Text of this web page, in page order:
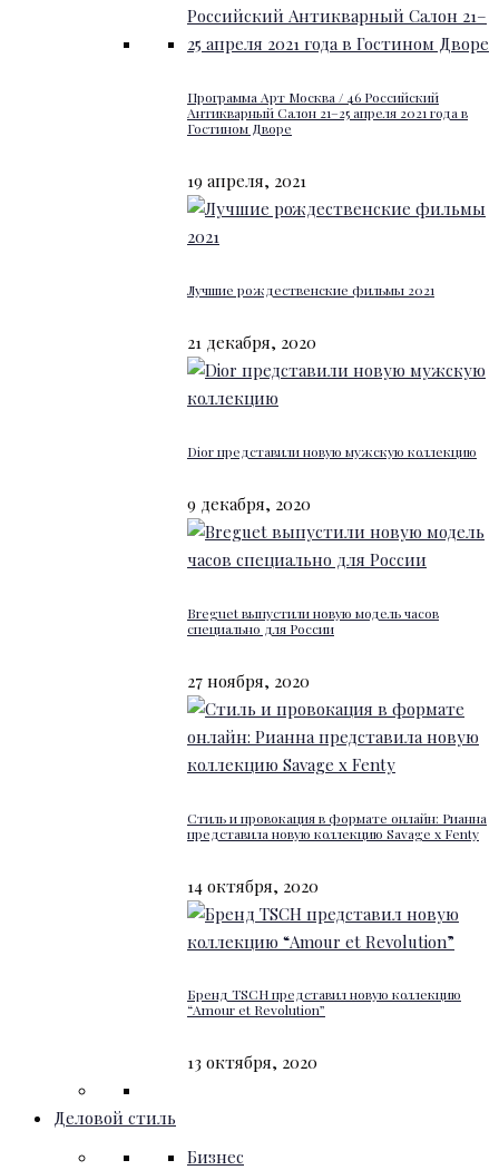
Программа Арт Москва / 46 Российский
Антикварный Салон 21–25 апреля 2021 года в
Гостином Дворе
19 апреля, 2021
Лучшие рождественские фильмы 2021
21 декабря, 2020
Dior представили новую мужскую коллекцию
9 декабря, 2020
Breguet выпустили новую модель часов
специально для России
27 ноября, 2020
Стиль и провокация в формате онлайн: Рианна
представила новую коллекцию Savage x Fenty
14 октября, 2020
Бренд TSCH представил новую коллекцию
“Amour et Revolution”
13 октября, 2020
Деловой стиль
Бизнес